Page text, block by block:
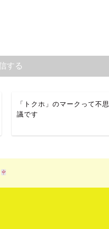
「トクホ」のマークって不思
議です